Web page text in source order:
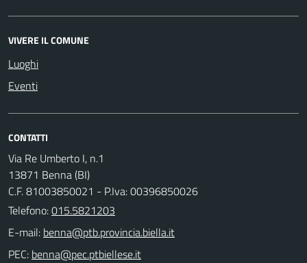
VIVERE IL COMUNE
Luoghi
Eventi
CONTATTI
Via Re Umberto I, n.1
13871 Benna (BI)
C.F. 81003850021 - P.Iva: 00396850026
Telefono:015.5821203
E-mail:
PEC: